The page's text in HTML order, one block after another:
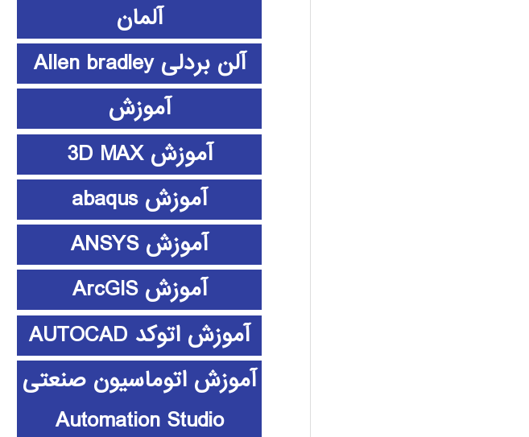
آلمان
آلن بردلی Allen bradley
آموزش
آموزش 3D MAX
آموزش abaqus
آموزش ANSYS
آموزش ArcGIS
آموزش اتوکد AUTOCAD
آموزش اتوماسیون صنعتی
Automation Studio